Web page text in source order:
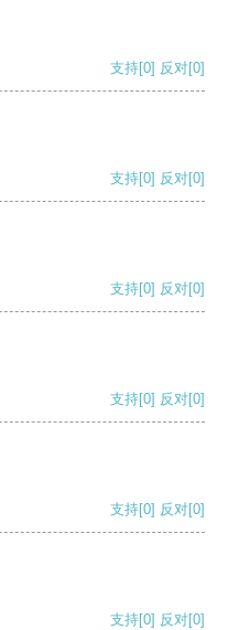
支持[0] 反对[0]
支持[0] 反对[0]
支持[0] 反对[0]
支持[0] 反对[0]
支持[0] 反对[0]
支持[0] 反对[0]